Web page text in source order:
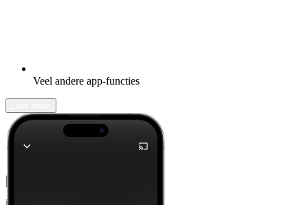
Veel andere app-functies